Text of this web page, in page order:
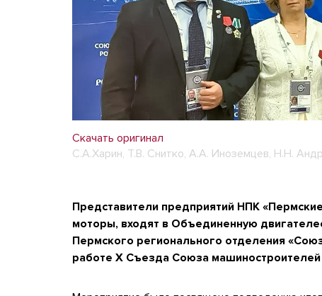
Скачать оригинал
С.А.Харин, Т.В. Снитко, А.А. Иноземцев, Н.Н.
Представители предприятий НПК
моторы, входят в Объединенную
Пермского регионального отделения
работе X Съезда Союза машиностроителей